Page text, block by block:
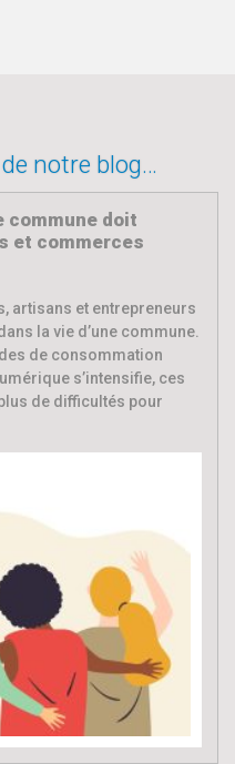
notre blog…
commune doit
et commerces
artisans et entrepreneurs
la vie d’une commune.
de consommation
s’intensifie, ces
de difficultés pour